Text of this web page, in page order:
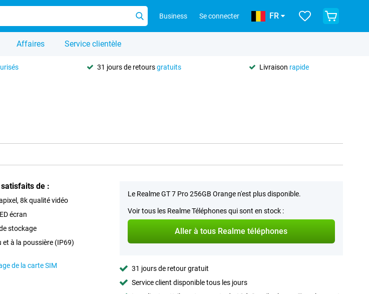
Business Se connecter FR
Affaires Service clientèle
31 jours de retoursgratuits Livraison rapide
de :
8k qualité vidéo
écran
stockage
et à la poussière (IP69)
de la carte SIM
Le Realme GT 7 Pro 256GB Orange n'est plus disponible.
Voir tous les Realme Téléphones qui sont en stock :
Aller à tous Realme téléphones
31 jours de retour gratuit
Service client disponible tous les jours